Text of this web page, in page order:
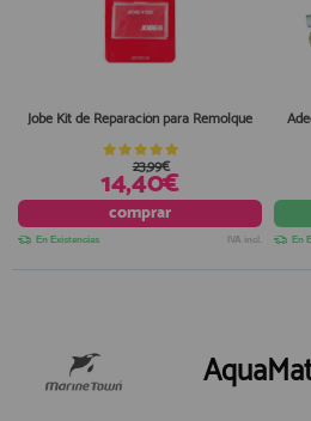
Jobe Kit de Reparación para Remolque
14,40€
23,99€
comprar
En Existencias IVA incl. En